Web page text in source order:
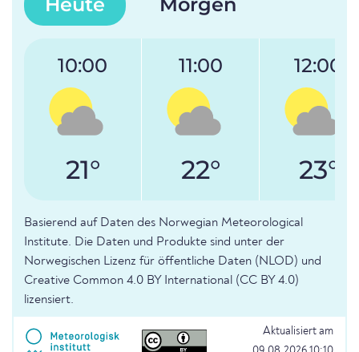
10:00
21°
11:00
22°
12:00
23°
Basierend auf Daten des Norwegian Meteorological
Institute. Die Daten und Produkte sind unter der
Norwegischen Lizenz für öffentliche Daten (NLOD) und
Creative Common 4.0 BY International (CC BY 4.0)
lizensiert.
Aktualisiert am